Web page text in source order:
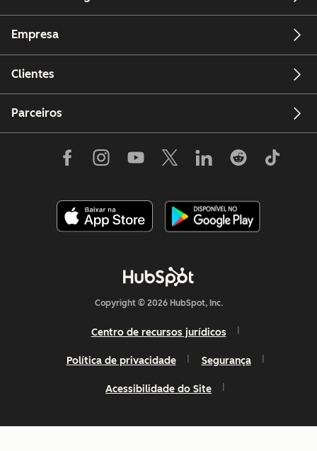
Empresa
Clientes
Parceiros
Copyright © 2026 HubSpot, Inc.
Centro de recursos jurídicos
Política de privacidade Segurança
Acessibilidade do Site